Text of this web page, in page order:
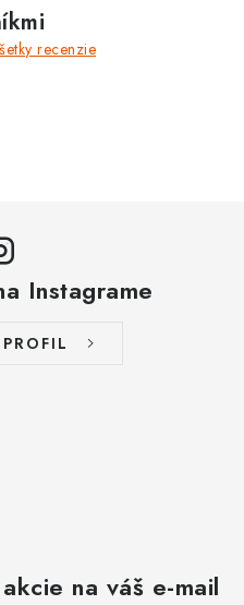
recenzie
Instagrame
na váš e-mail